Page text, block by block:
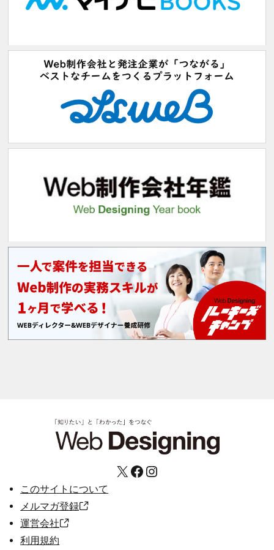
X Facebook Instagram
このサイトについて
メルマガ登録
運営会社
利用規約